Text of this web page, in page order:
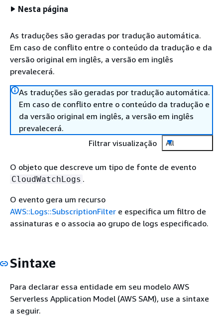
Nesta página
As traduções são geradas por tradução automática.
Em caso de conflito entre o conteúdo da tradução e da
versão original em inglês, a versão em inglês
prevalecerá.
As traduções são geradas por tradução automática.
Em caso de conflito entre o conteúdo da tradução e
da versão original em inglês, a versão em inglês
prevalecerá.
Filtrar visualização
All
O objeto que descreve um tipo de fonte de evento
CloudWatchLogs .
O evento gera um recurso
AWS::Logs::SubscriptionFilter e especifica um filtro de
assinaturas e o associa ao grupo de logs especificado.
Sintaxe
Para declarar essa entidade em seu modelo AWS
Serverless Application Model (AWS SAM), use a sintaxe
a seguir.